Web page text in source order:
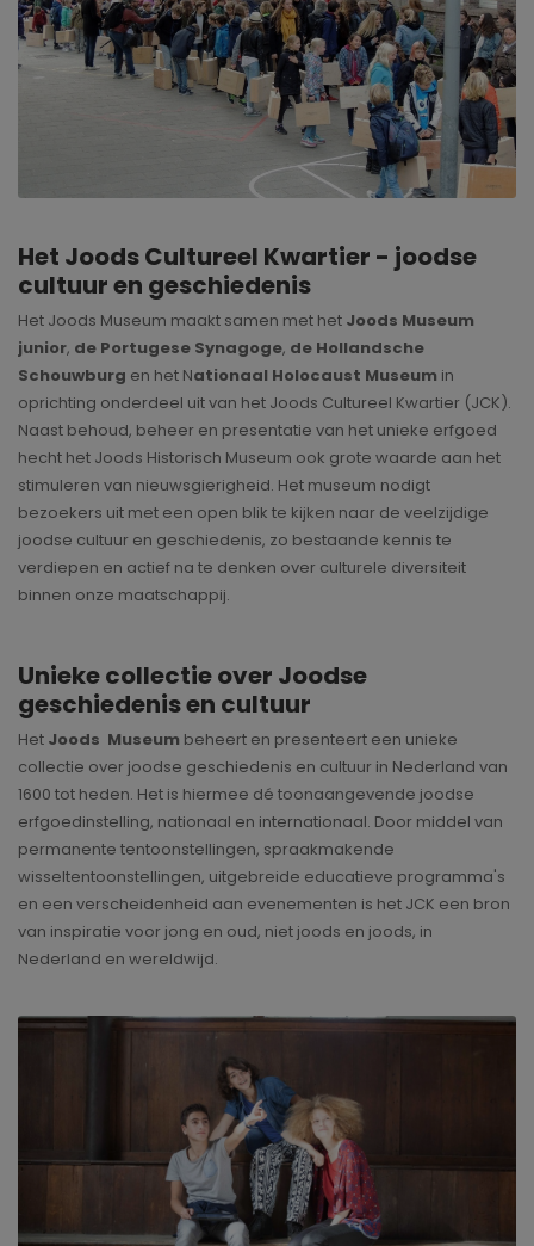
Het Joods Cultureel Kwartier - joodse
cultuur en geschiedenis
Het Joods Museum maakt samen met het Joods Museum
junior, de Portugese Synagoge, de Hollandsche
Schouwburg en het Nationaal Holocaust Museum in
oprichting onderdeel uit van het Joods Cultureel Kwartier (JCK).
Naast behoud, beheer en presentatie van het unieke erfgoed
hecht het Joods Historisch Museum ook grote waarde aan het
stimuleren van nieuwsgierigheid. Het museum nodigt
bezoekers uit met een open blik te kijken naar de veelzijdige
joodse cultuur en geschiedenis, zo bestaande kennis te
verdiepen en actief na te denken over culturele diversiteit
binnen onze maatschappij.
Unieke collectie over Joodse
geschiedenis en cultuur
Het Joods Museum beheert en presenteert een unieke
collectie over joodse geschiedenis en cultuur in Nederland van
1600 tot heden. Het is hiermee dé toonaangevende joodse
erfgoedinstelling, nationaal en internationaal. Door middel van
permanente tentoonstellingen, spraakmakende
wisseltentoonstellingen, uitgebreide educatieve programma's
en een verscheidenheid aan evenementen is het JCK een bron
van inspiratie voor jong en oud, niet joods en joods, in
Nederland en wereldwijd.